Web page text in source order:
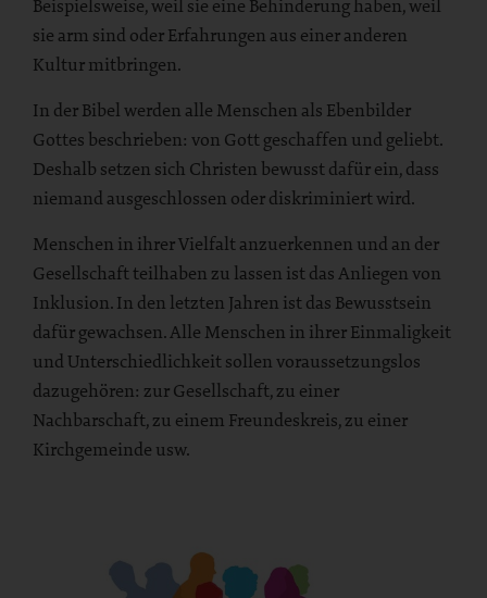
Beispielsweise, weil sie eine Behinderung haben, weil
sie arm sind oder Erfahrungen aus einer anderen
Kultur mitbringen.
In der Bibel werden alle Menschen als Ebenbilder
Gottes beschrieben: von Gott geschaffen und geliebt.
Deshalb setzen sich Christen bewusst dafür ein, dass
niemand ausgeschlossen oder diskriminiert wird.
Menschen in ihrer Vielfalt anzuerkennen und an der
Gesellschaft teilhaben zu lassen ist das Anliegen von
Inklusion. In den letzten Jahren ist das Bewusstsein
dafür gewachsen. Alle Menschen in ihrer Einmaligkeit
und Unterschiedlichkeit sollen voraussetzungslos
dazugehören: zur Gesellschaft, zu einer
Nachbarschaft, zu einem Freundeskreis, zu einer
Kirchgemeinde usw.